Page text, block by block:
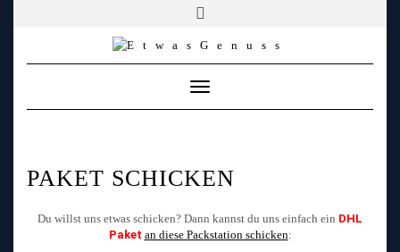
Toggle
Navigation
PAKET SCHICKEN
Du willst uns etwas schicken? Dann kannst du uns einfach ein DHL
Paket an diese Packstation schicken: